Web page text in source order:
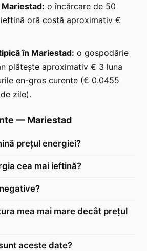
o încărcare de 50
oră costă aproximativ €
în Mariestad: o gospodărie
plătește aproximativ € 3 luna
en-gros curente (€ 0.0455
zile).
— Mariestad
prețul energiei?
cea mai ieftină?
mea mai mare decât prețul
aceste date?